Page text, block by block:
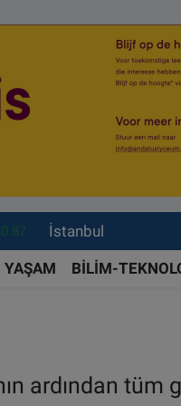
İstanbul
YAŞAM BİLİM-
ardından tüm